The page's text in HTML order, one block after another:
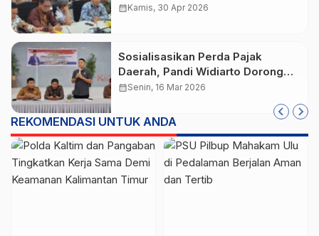
calendar_monthKamis, 30 Apr 2026
Sosialisasikan Perda Pajak
Daerah, Pandi Widiarto Dorong
Sangatta Tumbuh Menjadi Kota
calendar_monthSenin, 16 Mar 2026
REKOMENDASI UNTUK ANDA